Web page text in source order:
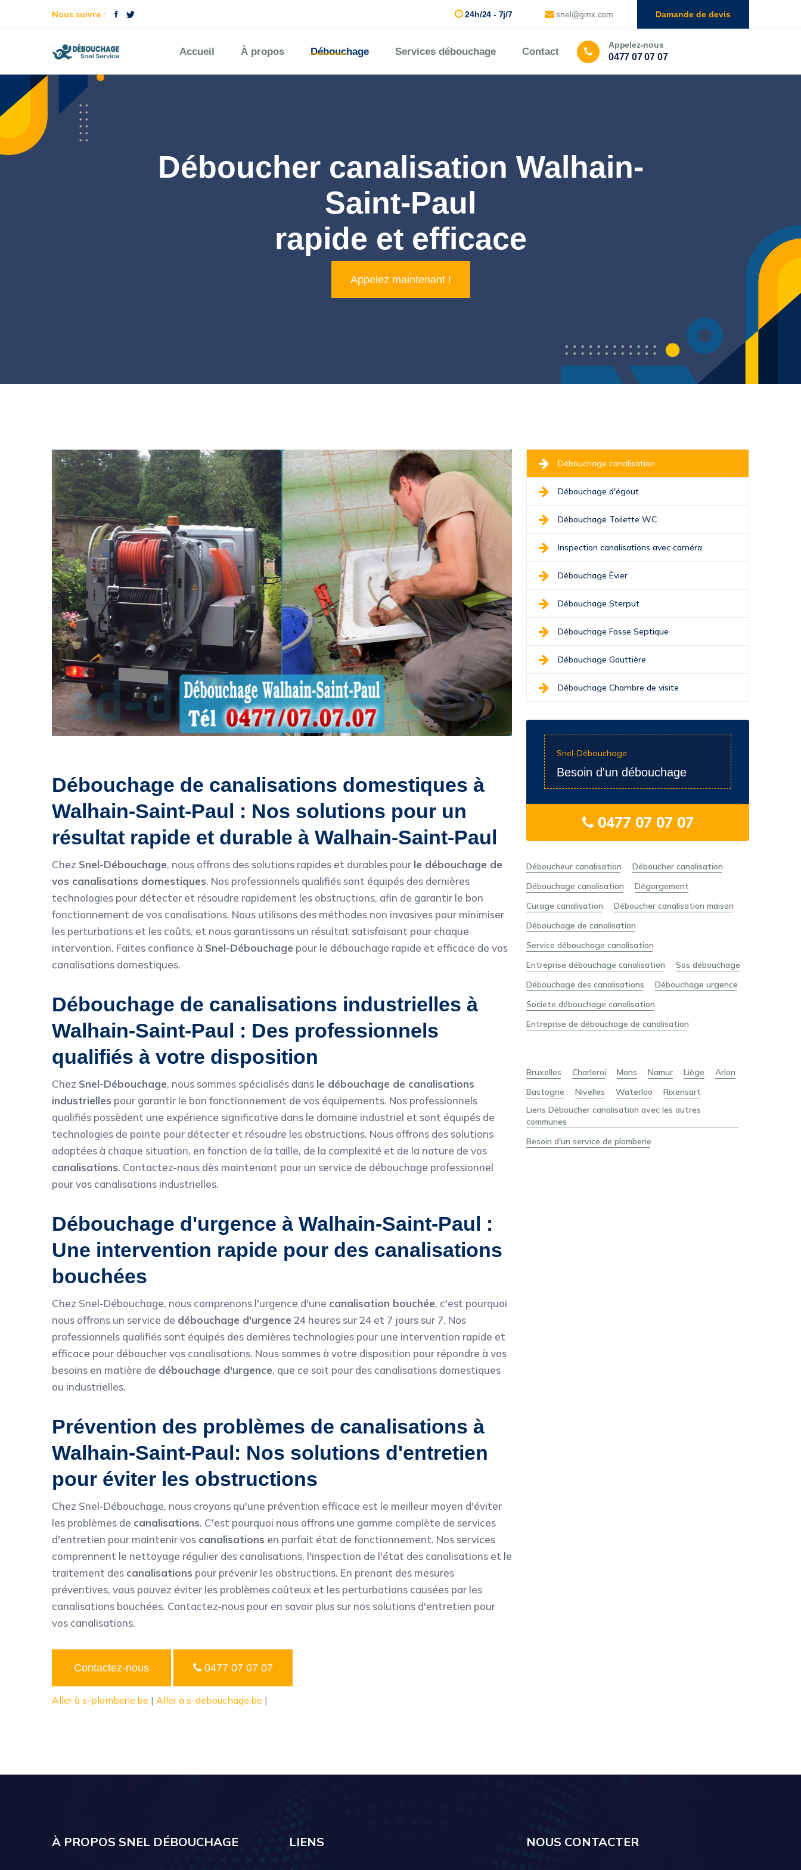
Nous suivre : 24h/24 - 7j/7 snel@gmx.com Damande de devis
Accueil À propos Débouchage Services débouchage Contact
Appelez-nous
0477 07 07 07
Déboucher canalisation Walhain-
Saint-Paul
rapide et efficace
Appelez maintenant !
Débouchage de canalisations domestiques à
Walhain-Saint-Paul : Nos solutions pour un
résultat rapide et durable à Walhain-Saint-Paul
Chez Snel-Débouchage, nous offrons des solutions rapides et durables pour le débouchage de
vos canalisations domestiques. Nos professionnels qualifiés sont équipés des dernières
technologies pour détecter et résoudre rapidement les obstructions, afin de garantir le bon
fonctionnement de vos canalisations. Nous utilisons des méthodes non invasives pour minimiser
les perturbations et les coûts, et nous garantissons un résultat satisfaisant pour chaque
intervention. Faites confiance à Snel-Débouchage pour le débouchage rapide et efficace de vos
canalisations domestiques.
Débouchage de canalisations industrielles à
Walhain-Saint-Paul : Des professionnels
qualifiés à votre disposition
Chez Snel-Débouchage, nous sommes spécialisés dans le débouchage de canalisations
industrielles pour garantir le bon fonctionnement de vos équipements. Nos professionnels
qualifiés possèdent une expérience significative dans le domaine industriel et sont équipés de
technologies de pointe pour détecter et résoudre les obstructions. Nous offrons des solutions
adaptées à chaque situation, en fonction de la taille, de la complexité et de la nature de vos
canalisations. Contactez-nous dès maintenant pour un service de débouchage professionnel
pour vos canalisations industrielles.
Débouchage d'urgence à Walhain-Saint-Paul :
Une intervention rapide pour des canalisations
bouchées
Chez Snel-Débouchage, nous comprenons l'urgence d'une canalisation bouchée, c'est pourquoi
nous offrons un service de débouchage d'urgence 24 heures sur 24 et 7 jours sur 7. Nos
professionnels qualifiés sont équipés des dernières technologies pour une intervention rapide et
efficace pour déboucher vos canalisations. Nous sommes à votre disposition pour répondre à vos
besoins en matière de débouchage d'urgence, que ce soit pour des canalisations domestiques
ou industrielles.
Prévention des problèmes de canalisations à
Walhain-Saint-Paul: Nos solutions d'entretien
pour éviter les obstructions
Chez Snel-Débouchage, nous croyons qu'une prévention efficace est le meilleur moyen d'éviter
les problèmes de canalisations. C'est pourquoi nous offrons une gamme complète de services
d'entretien pour maintenir vos canalisations en parfait état de fonctionnement. Nos services
comprennent le nettoyage régulier des canalisations, l'inspection de l'état des canalisations et le
traitement des canalisations pour prévenir les obstructions. En prenant des mesures
préventives, vous pouvez éviter les problèmes coûteux et les perturbations causées par les
canalisations bouchées. Contactez-nous pour en savoir plus sur nos solutions d'entretien pour
vos canalisations.
Contactez-nous 0477 07 07 07
Aller à s-plomberie.be | Aller à s-debouchage.be |
Débouchage canalisation
Débouchage d'égout
Débouchage Toilette WC
Inspection canalisations avec caméra
Débouchage Èvier
Débouchage Sterput
Débouchage Fosse Septique
Débouchage Gouttière
Débouchage Chambre de visite
Snel-Débouchage
Besoin d'un débouchage
0477 07 07 07
Déboucheur canalisation
Déboucher canalisation
Débouchage canalisation
Dégorgement
Curage canalisation
Déboucher canalisation maison
Débouchage de canalisation
Service débouchage canalisation
Entreprise débouchage canalisation
Sos débouchage
Débouchage des canalisations
Débouchage urgence
Societe débouchage canalisation
Entreprise de débouchage de canalisation
Bruxelles Charleroi Mons Namur Liège
Arlon
Bastogne
Nivelles Waterloo
Rixensart
Liens Déboucher canalisation avec les autres
communes
Besoin d'un service de plomberie
À PROPOS SNEL DÉBOUCHAGE LIENS NOUS CONTACTER